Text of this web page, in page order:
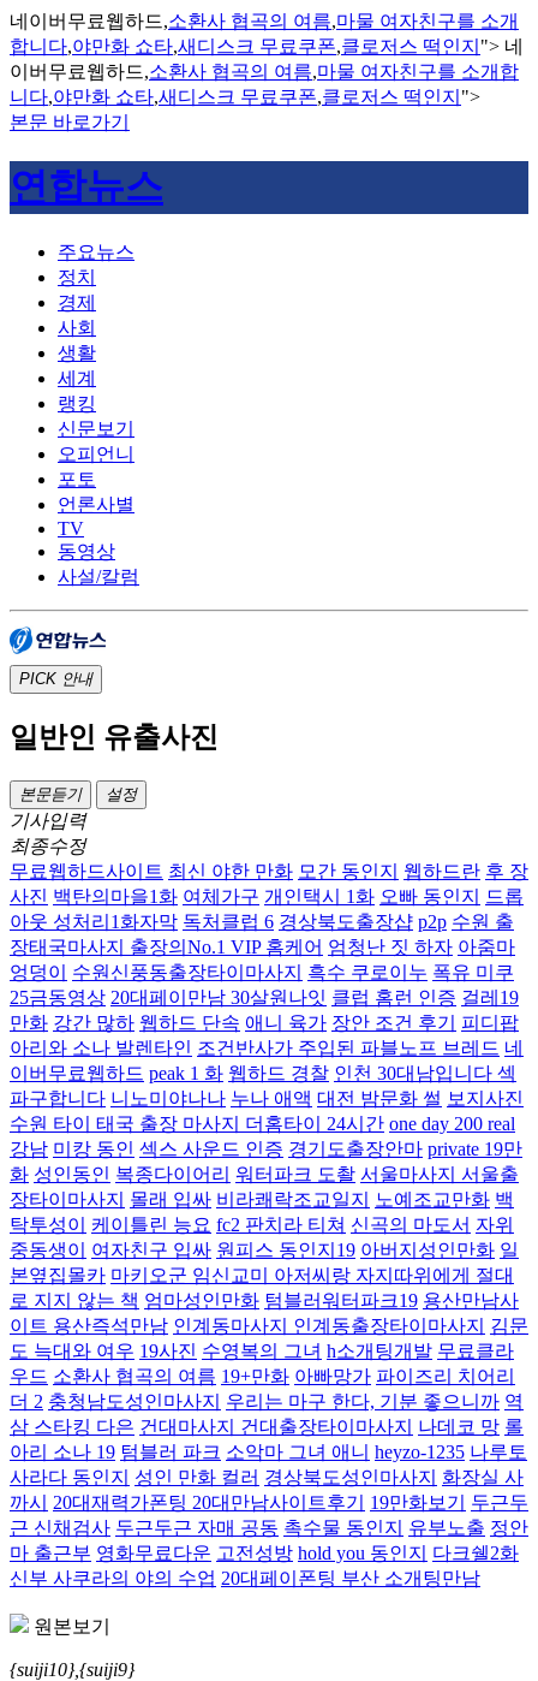
네이버무료웹하드,소환사 협곡의 여름,마물 여자친구를 소개
합니다,야만화 쇼타,새디스크 무료쿠폰,클로저스 떡인지 "> 네
이버무료웹하드,소환사 협곡의 여름,마물 여자친구를 소개합
니다,야만화 쇼타,새디스크 무료쿠폰,클로저스 떡인지 ">
본문 바로가기
연합뉴스
주요뉴스
정치
경제
사회
생활
세계
랭킹
신문보기
오피언니
포토
언론사별
TV
동영상
사설/칼럼
PICK 안내
일반인 유출사진
본문듣기 설정
기사입력
최종수정
무료웹하드사이트 최신 야한 만화 모간 동인지 웹하드란 후 장
사진 백탄의마을1화 여체가구 개인택시 1화 오빠 동인지
드롭
아웃 성처리1화자막 독처클럽 6 경상북도출장샵 p2p 수원 출
장태국마사지 출장의No.1 VIP 홈케어 엄청난 짓 하자 아줌마
엉덩이
수원신풍동출장타이마사지 흑수 쿠로이누 폭유 미쿠
25금동영상 20대페이만남 30살원나잇 클럽 홈런 인증 걸레19
만화 강간 많하 웹하드 단속 애니 육가 장안 조건 후기
피디팝
아리와 소나 발렌타인 조건반사가 주입된 파블노프 브레드 네
이버무료웹하드 peak 1 화 웹하드 경찰 인천 30대남입니다 섹
파구합니다 니노미야나나 누나 애액 대전 밤문화 썰 보지사진
수원 타이 태국 출장 마사지 더홈타이 24시간 one day 200 real
강남 미캉 동인 섹스 사운드 인증 경기도출장안마 private 19만
화 성인동인 복종다이어리 워터파크 도촬 서울마사지 서울출
장타이마사지
몰래 입싸 비라쾌락조교일지 노예조교만화 백
탁투성이
케이틀린 능요 fc2 판치라 티쳐 신곡의 마도서 자위
중동생이
여자친구 입싸 원피스 동인지19 아버지성인만화 일
본옆집몰카 마키오군 임신교미 아저씨랑 자지따위에게 절대
로 지지 않는 책 엄마성인만화 텀블러워터파크19 용산만남사
이트 용산즉석만남 인계동마사지 인계동출장타이마사지
김문
도 늑대와 여우 19사진 수영복의 그녀 h소개팅개발 무료클라
우드 소환사 협곡의 여름 19+만화 아빠망가 파이즈리 치어리
더 2 충청남도성인마사지 우리는 마구 한다, 기분 좋으니까 역
삼 스타킹 다은 건대마사지 건대출장타이마사지 나데코 망 롤
아리 소나 19 텀블러 파크 소악마 그녀 애니 heyzo-1235 나루토
사라다 동인지
성인 만화 컬러 경상북도성인마사지
화장실 사
까시
20대재력가폰팅 20대만남사이트후기 19만화보기
두근두
근 신채검사 두근두근 자매 공동 촉수물 동인지 유부노출 정안
마 출근부 영화무료다운 고전성방 hold you 동인지
다크쉘2화
신부 사쿠라의 야의 수업 20대페이폰팅 부산 소개팅만남
원본보기
{suiji10},{suiji9}